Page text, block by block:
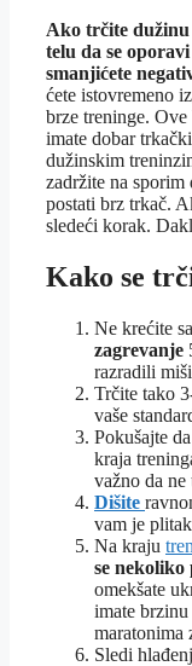
Ako trčite
telu da se
smanjićete
ćete istovremeno
brze treninge.
imate dobar
dužinskim
zadržite na sporim
postati brz trkač.
sledeći korak.
Kako se
Ne krećite
zagrevanje
razradili
Trčite tako
vaše
Pokušajte da
kraja
važno da ne
Dišite
vam je
Na kraju
se nekoliko
omekšate
imate
maratonima
Sledi